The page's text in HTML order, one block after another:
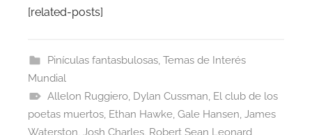
[related-posts]
Pinículas fantasbulosas, Temas de Interés
Mundial
Allelon Ruggiero, Dylan Cussman, El club de los
poetas muertos, Ethan Hawke, Gale Hansen, James
Waterston, Josh Charles, Robert Sean Leonard